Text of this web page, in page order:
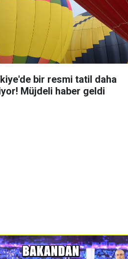
bir resmi tatil daha
Müjdeli haber geldi